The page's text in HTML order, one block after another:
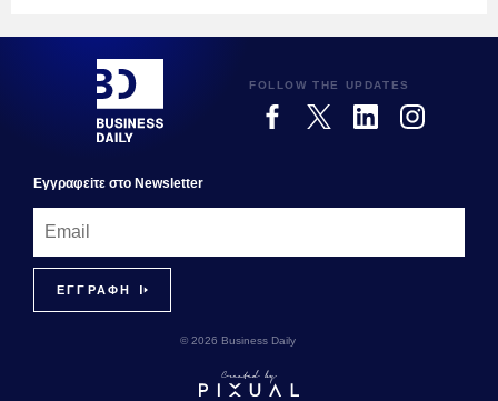
FOLLOW THE UPDATES
Εγγραφεiτε στο Newsletter
© 2026 Business Daily